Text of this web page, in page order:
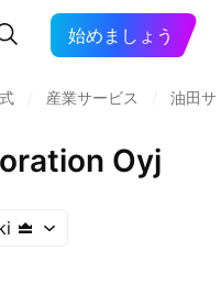
始めましょう
産業サービス 油田サ
Oyj